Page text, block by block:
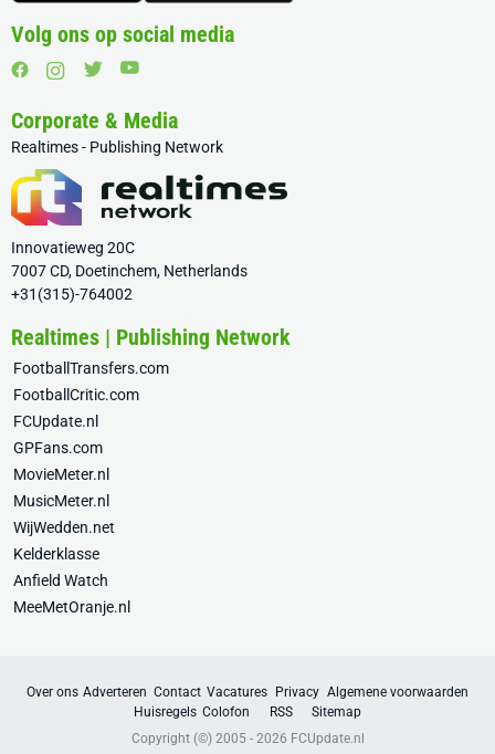
Volg ons op social media
Corporate & Media
Realtimes - Publishing Network
Innovatieweg 20C
7007 CD, Doetinchem, Netherlands
+31(315)-764002
Realtimes | Publishing Network
FootballTransfers.com
FootballCritic.com
FCUpdate.nl
GPFans.com
MovieMeter.nl
MusicMeter.nl
WijWedden.net
Kelderklasse
Anfield Watch
MeeMetOranje.nl
Over ons Adverteren Contact Vacatures Privacy Algemene voorwaarden
Huisregels Colofon RSS
Sitemap
Copyright (©) 2005 - 2026 FCUpdate.nl